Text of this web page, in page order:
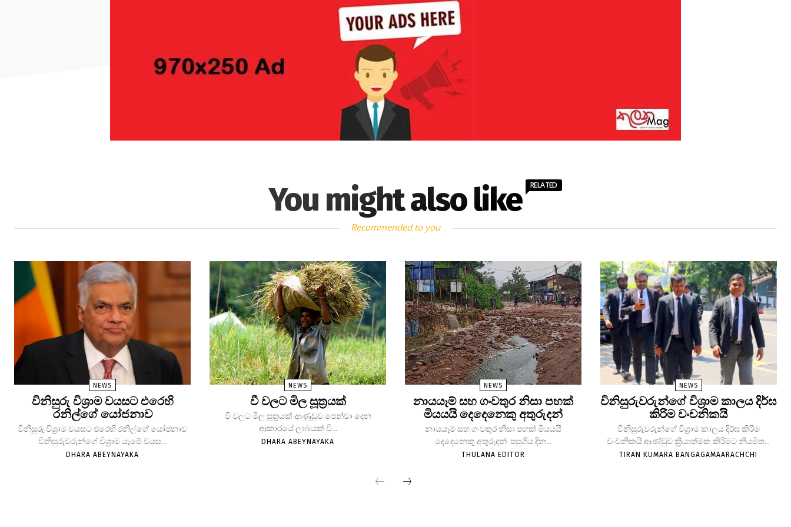
You might also like RELATED
Recommended to you
NEWS
විනිසුරු විශ්‍රාම වයසට එරෙහි
රනිල්ගේ යෝජනාව
විනිසුරු විශ්‍රාම වයසට එරෙහි රනිල්ගේ යෝජනාව
විනිසුරුවරුන්ගේ විශ්‍රාම යෑමේ වයස...
DHARA ABEYNAYAKA
NEWS
වී වලට මිල සූත්‍රයක්
වී වලට මිල සූත්‍රයක් ආණුඩුව පෙන්වා දෙන
ආකාරයේ ලාබයක් වී...
DHARA ABEYNAYAKA
NEWS
නායයෑම් සහ ගංවතුර නිසා පහක්
මියයයි දෙදෙනෙකු අතුරුදන්
නායයෑම් සහ ගංවතුර නිසා පහක් මියයයි
දෙදෙනෙකු අතුරුදන් පසුගිය දින...
THULANA EDITOR
NEWS
විනිසුරුවරුන්ගේ විශ්‍රාම කාලය දිර්ඝ
කිරිම වංචනිකයි
විනිසුරුවරුන්ගේ විශ්‍රාම කාලය දිර්ඝ කිරිම
වංචනිකයි ආණ්ඩුව ක්‍රියාත්මක කිරිමට නියමිත...
TIRAN KUMARA BANGAGAMAARACHCHI